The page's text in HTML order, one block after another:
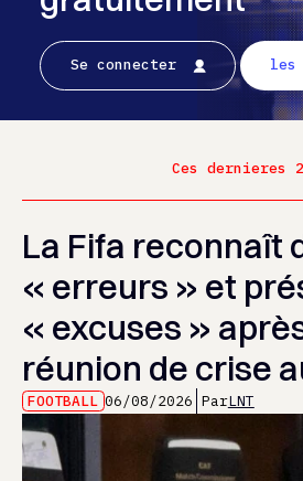
Se connecter les
Ces dernieres
La Fifa reconnaît
« erreurs » et
« excuses »
réunion de crise
FOOTBALL 06/08/2026 ParLNT